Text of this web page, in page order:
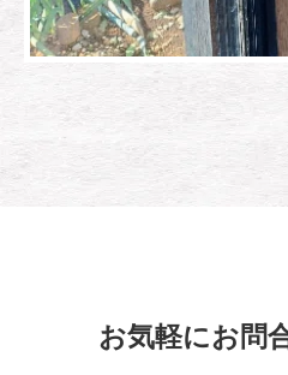
お気軽にお問